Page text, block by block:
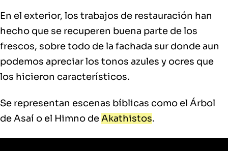
En el exterior, los trabajos de restauración han
hecho que se recuperen buena parte de los
frescos, sobre todo de la fachada sur donde aun
podemos apreciar los tonos azules y ocres que
los hicieron característicos.
Se representan escenas bíblicas como el Árbol
de Asaí o el Himno deAkathistos.